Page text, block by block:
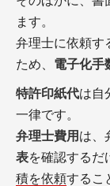
ます。
弁理士に依頼す
ため、 電子化手
特許印紙代は自
一律です。
弁理士費用 は、
表を確認するだ
積を依頼するこ